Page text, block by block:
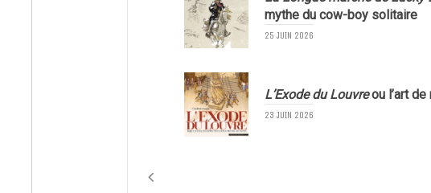
mythe du cow-boy solitaire
25 JUIN 2026
L’Exode du Louvreou l’art
23 JUIN 2026